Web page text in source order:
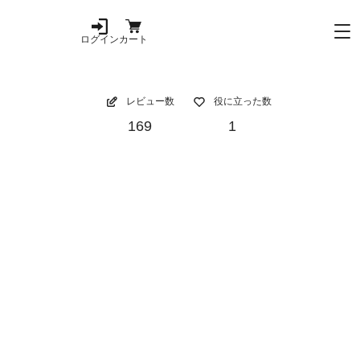
ログインカート
レビュー数
169
役に立った数
1